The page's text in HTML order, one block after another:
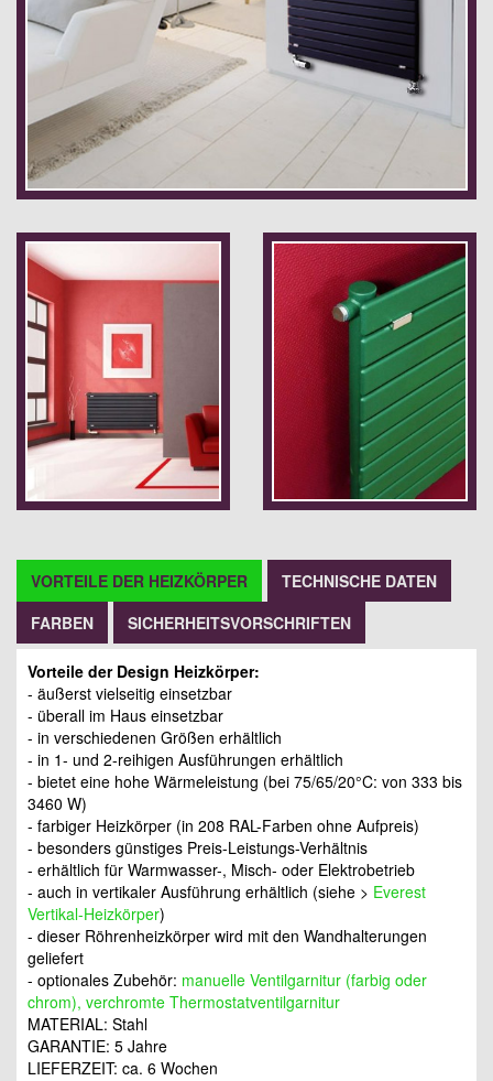
VORTEILE DER HEIZKÖRPER
TECHNISCHE DATEN
FARBEN
SICHERHEITSVORSCHRIFTEN
Vorteile der Design Heizkörper:
- äußerst vielseitig einsetzbar
- überall im Haus einsetzbar
- in verschiedenen Größen erhältlich
- in 1- und 2-reihigen Ausführungen erhältlich
- bietet eine hohe Wärmeleistung (bei 75/65/20°C: von 333 bis
3460 W)
- farbiger Heizkörper (in 208 RAL-Farben ohne Aufpreis)
- besonders günstiges Preis-Leistungs-Verhältnis
- erhältlich für Warmwasser-, Misch- oder Elektrobetrieb
- auch in vertikaler Ausführung erhältlich (siehe > Everest
Vertikal-Heizkörper)
- dieser Röhrenheizkörper wird mit den Wandhalterungen
geliefert
- optionales Zubehör: manuelle Ventilgarnitur (farbig oder
chrom), verchromte Thermostatventilgarnitur
MATERIAL: Stahl
GARANTIE: 5 Jahre
LIEFERZEIT: ca. 6 Wochen